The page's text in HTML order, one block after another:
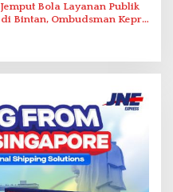
Jemput Bola Layanan Publik
di Bintan, Ombudsman Kepri